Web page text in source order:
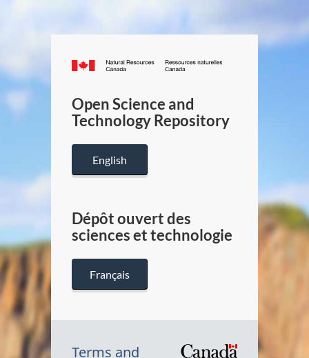
Canada.ca
/
Canada
Open Science and
Technology Repository
English
Dépôt ouvert des
sciences et technologie
Français
Terms and